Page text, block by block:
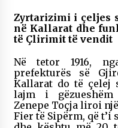
Zyrtarizimi i çeljes
në Kallarat dhe
të Çlirimit të vendit
Në tetor 1916,
prefekturës së
Kallarat do të çelej
lajm i
Zenepe Toçja liroi
Fier të Sipërm, që